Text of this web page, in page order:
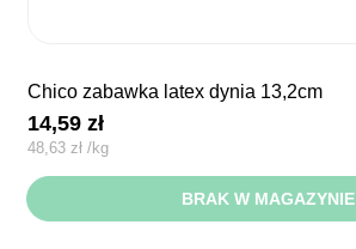
chico zabawka latex dynia 13,2cm
14,59zł
48,63zł /kg
BRAK W MAGAZYNIE